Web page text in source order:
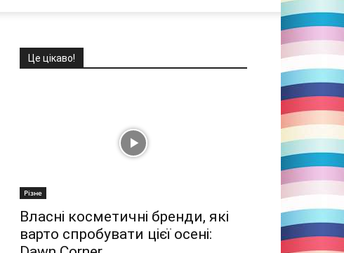
Це цікаво!
Різне
Власні косметичні бренди, які
варто спробувати цієї осені: